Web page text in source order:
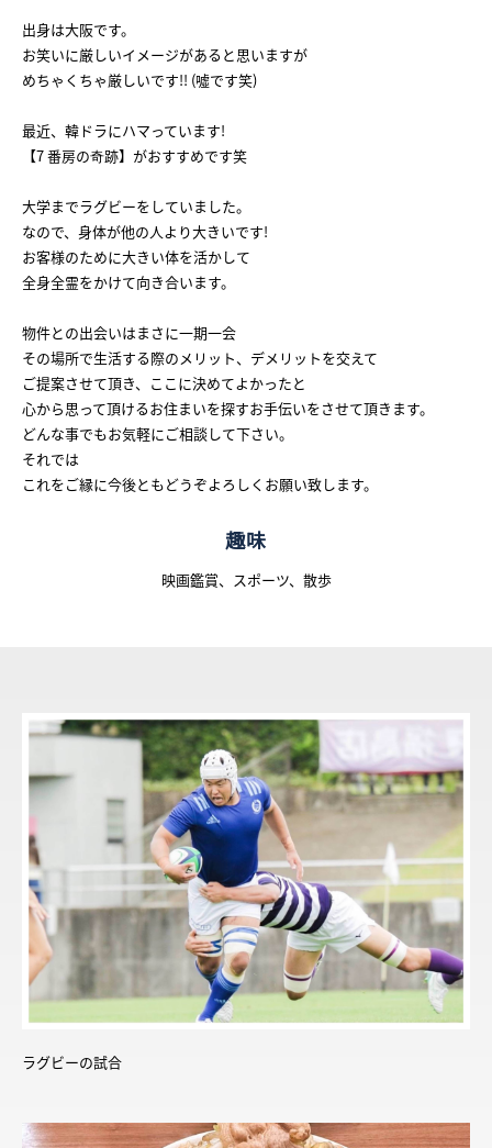
スペシャルムービーを見る
出身は大阪です。
お笑いに厳しいイメージがあると思いますが
めちゃくちゃ厳しいです!! (噓です笑)
最近、韓ドラにハマっています!
【7 番房の奇跡】がおすすめです笑
大学までラグビーをしていました。
なので、身体が他の人より大きいです!
お客様のために大きい体を活かして
全身全霊をかけて向き合います。
物件との出会いはまさに一期一会
その場所で生活する際のメリット、デメリットを交えて
ご提案させて頂き、ここに決めてよかったと
心から思って頂けるお住まいを探すお手伝いをさせて頂きます。
どんな事でもお気軽にご相談して下さい。
それでは
これをご縁に今後ともどうぞよろしくお願い致します。
趣味
映画鑑賞、スポーツ、散歩
ラグビーの試合